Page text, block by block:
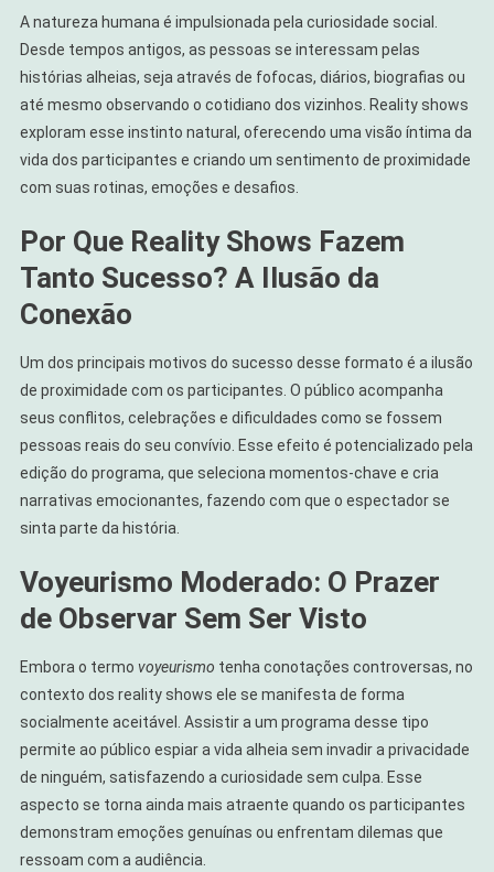
A natureza humana é impulsionada pela curiosidade social.
Desde tempos antigos, as pessoas se interessam pelas
histórias alheias, seja através de fofocas, diários, biografias ou
até mesmo observando o cotidiano dos vizinhos. Reality shows
exploram esse instinto natural, oferecendo uma visão íntima da
vida dos participantes e criando um sentimento de proximidade
com suas rotinas, emoções e desafios.
Por Que Reality Shows Fazem
Tanto Sucesso? A Ilusão da
Conexão
Um dos principais motivos do sucesso desse formato é a ilusão
de proximidade com os participantes. O público acompanha
seus conflitos, celebrações e dificuldades como se fossem
pessoas reais do seu convívio. Esse efeito é potencializado pela
edição do programa, que seleciona momentos-chave e cria
narrativas emocionantes, fazendo com que o espectador se
sinta parte da história.
Voyeurismo Moderado: O Prazer
de Observar Sem Ser Visto
Embora o termo voyeurismo tenha conotações controversas, no
contexto dos reality shows ele se manifesta de forma
socialmente aceitável. Assistir a um programa desse tipo
permite ao público espiar a vida alheia sem invadir a privacidade
de ninguém, satisfazendo a curiosidade sem culpa. Esse
aspecto se torna ainda mais atraente quando os participantes
demonstram emoções genuínas ou enfrentam dilemas que
ressoam com a audiência.